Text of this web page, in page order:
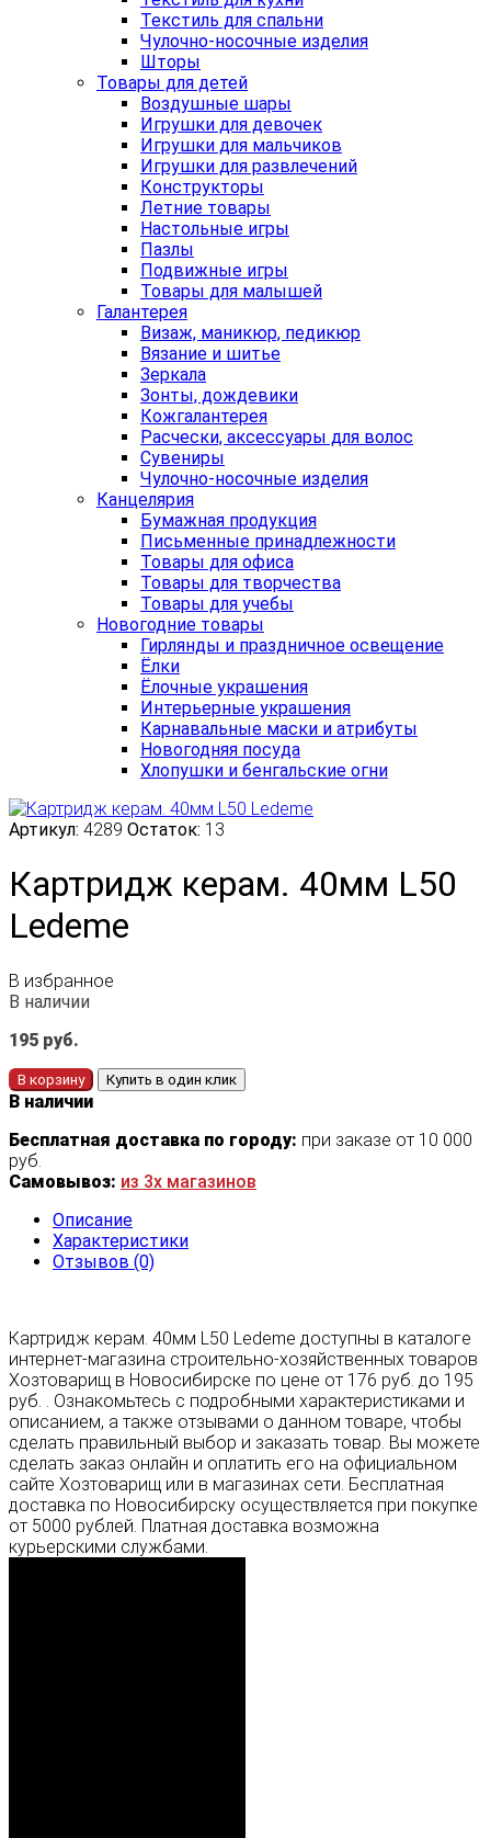
Текстиль для спальни
Чулочно-носочные изделия
Шторы
Товары для детей
Воздушные шары
Игрушки для девочек
Игрушки для мальчиков
Игрушки для развлечений
Конструкторы
Летние товары
Настольные игры
Пазлы
Подвижные игры
Товары для малышей
Галантерея
Визаж, маникюр, педикюр
Вязание и шитье
Зеркала
Зонты, дождевики
Кожгалантерея
Расчески, аксессуары для волос
Сувениры
Чулочно-носочные изделия
Канцелярия
Бумажная продукция
Письменные принадлежности
Товары для офиса
Товары для творчества
Товары для учебы
Новогодние товары
Гирлянды и праздничное освещение
Ёлки
Ёлочные украшения
Интерьерные украшения
Карнавальные маски и атрибуты
Новогодняя посуда
Хлопушки и бенгальские огни
Артикул: 4289 Остаток: 13
Картридж керам. 40мм L50
Ledeme
В избранное
В наличии
195 руб.
В корзину Купить в один клик
В наличии
Бесплатная доставка по городу: при заказе от 10 000
руб.
Самовывоз: из 3х магазинов
Описание
Характеристики
Отзывов (0)
Картридж керам. 40мм L50 Ledeme доступны в каталоге
интернет-магазина строительно-хозяйственных товаров
Хозтоварищ в Новосибирске по цене от 176 руб. до 195
руб. . Ознакомьтесь с подробными характеристиками и
описанием, а также отзывами о данном товаре, чтобы
сделать правильный выбор и заказать товар. Вы можете
сделать заказ онлайн и оплатить его на официальном
сайте Хозтоварищ или в магазинах сети. Бесплатная
доставка по Новосибирску осуществляется при покупке
от 5000 рублей. Платная доставка возможна
курьерскими службами.